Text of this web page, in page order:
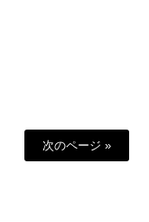
次のページ »